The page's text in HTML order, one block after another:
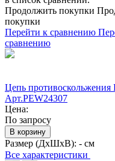
Продолжить покупки
покупки
Перейти к сравнению
сравнению
Цепь
Арт.PEW24307
Цена:
По запросу
В корзину
Размер (ДхШхВ): - см
Все характеристики